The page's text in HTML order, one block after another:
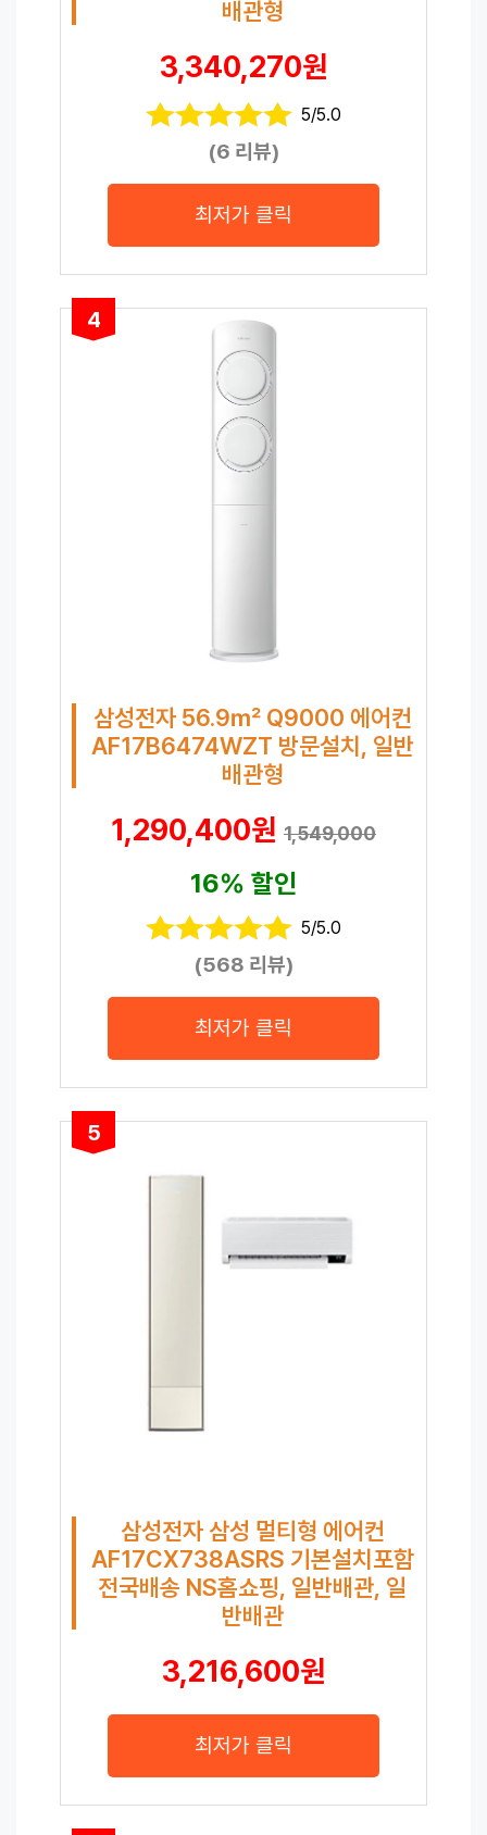
배관형
3,340,270원
5/5.0
(6 리뷰)
최저가 클릭
4
삼성전자 56.9㎡ Q9000 에어컨
AF17B6474WZT 방문설치, 일반
배관형
1,290,400원 1,549,000
16% 할인
5/5.0
(568 리뷰)
최저가 클릭
5
삼성전자 삼성 멀티형 에어컨
AF17CX738ASRS 기본설치포함
전국배송 NS홈쇼핑, 일반배관, 일
반배관
3,216,600원
최저가 클릭